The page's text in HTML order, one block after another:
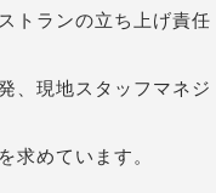
トランの立ち上げ責任
、現地スタッフマネジ
求めています。